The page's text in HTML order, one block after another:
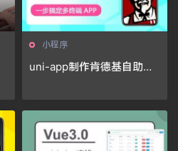
小程序
uni-app制作肯德基自助点